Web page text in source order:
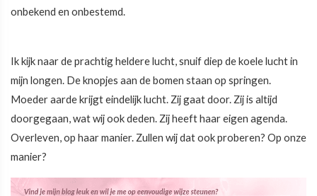
onbekend en onbestemd.
Ik kijk naar de prachtig heldere lucht, snuif diep de koele lucht in
mijn longen. De knopjes aan de bomen staan op springen.
Moeder aarde krijgt eindelijk lucht. Zij gaat door. Zij is altijd
doorgegaan, wat wij ook deden. Zij heeft haar eigen agenda.
Overleven, op haar manier. Zullen wij dat ook proberen? Op onze
manier?